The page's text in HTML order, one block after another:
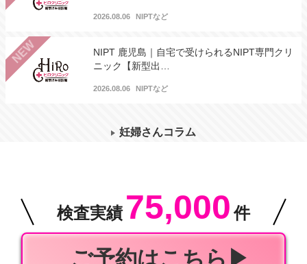
2026.08.06 NIPTなど
NEW
NIPT 鹿児島｜自宅で受けられるNIPT専門クリ
ニック【新型出…
2026.08.06 NIPTなど
妊婦さんコラム
検査実績 75,000 件
ご予約はこちら▶︎